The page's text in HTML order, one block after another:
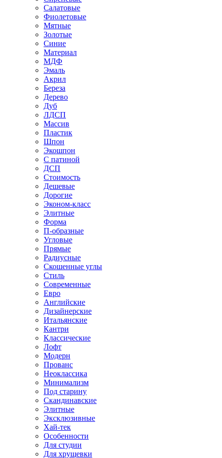
Салатовые
Фиолетовые
Мятные
Золотые
Синие
Материал
МДФ
Эмаль
Акрил
Береза
Дерево
Дуб
ЛДСП
Массив
Пластик
Шпон
Экошпон
С патиной
ДСП
Стоимость
Дешевые
Дорогие
Эконом-класс
Элитные
Форма
П-образные
Угловые
Прямые
Радиусные
Скошенные углы
Стиль
Современные
Евро
Английские
Дизайнерские
Итальянские
Кантри
Классические
Лофт
Модерн
Прованс
Неоклассика
Минимализм
Под старину
Скандинавские
Элитные
Эксклюзивные
Хай-тек
Особенности
Для студии
Для хрущевки